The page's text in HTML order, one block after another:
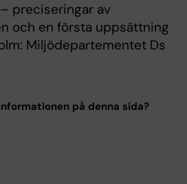
preciseringar av
och en första uppsättning
Miljödepartementet Ds
på denna sida?